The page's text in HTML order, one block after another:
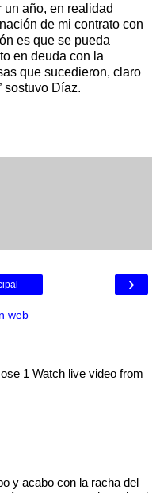
un año, en realidad
de mi contrato con
es que se pueda
en deuda con la
que sucedieron, claro
sostuvo Díaz.
›
web
1 Watch live video from
y acabo con la racha del